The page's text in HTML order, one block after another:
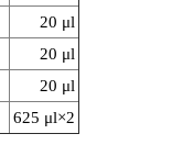
20 μl
20 μl
20 μl
625 μl×2